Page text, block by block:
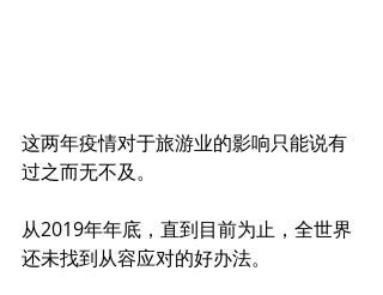
这两年疫情对于旅游业的影响只能说有
过之而无不及。
从2019年年底，直到目前为止，全世界
还未找到从容应对的好办法。